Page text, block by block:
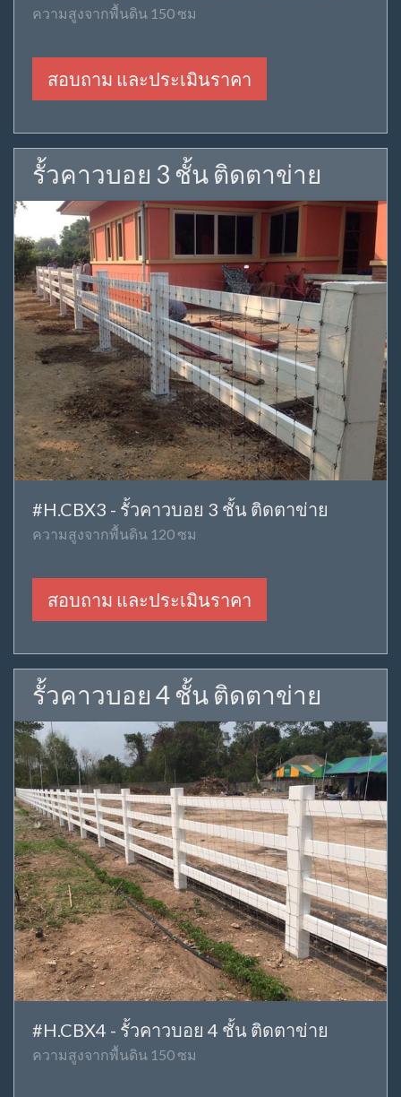
ความสูงจากพื้นดิน 150 ซม
สอบถาม และประเมินราคา
รั้วคาวบอย 3 ชั้น ติดตาข่าย
#H.CBX3 - รั้วคาวบอย 3 ชั้น ติดตาข่าย
ความสูงจากพื้นดิน 120 ซม
สอบถาม และประเมินราคา
รั้วคาวบอย 4 ชั้น ติดตาข่าย
#H.CBX4 - รั้วคาวบอย 4 ชั้น ติดตาข่าย
ความสูงจากพื้นดิน 150 ซม